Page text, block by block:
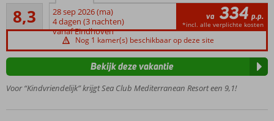
voor
families
10
minuten
naar het
Gezellig
8,3Zeer goed
44
beoordelingen
28 sep 2026 (ma)
4 dagen (3 nachten)
vanaf Eindhoven
va 334 p.p.
*incl. alle verplichte kosten
Nog 1 kamer(s) beschikbaar op deze site
Voor “Kindvriendelijk” krijgt Sea Club Mediterranean Resort een 9,1!
Bekijk deze vakantie